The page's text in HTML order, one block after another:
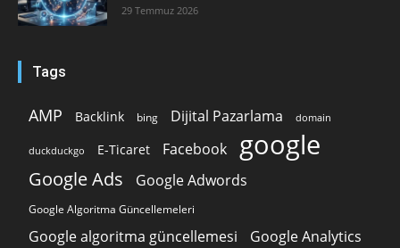
29 Temmuz 2026
Tags
AMP Backlink bing Dijital Pazarlama domain
duckduckgo E-Ticaret Facebook google
Google Ads Google Adwords
Google Algoritma Güncellemeleri
Google algoritma güncellemesi Google Analytics